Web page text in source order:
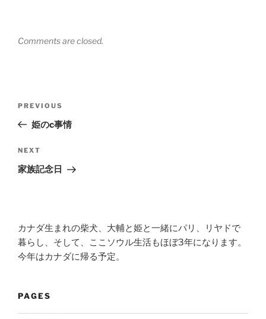
Comments are closed.
Previous
Post
PREVIOUS
姫のc事情
Next
Post
NEXT
家族記念日
カナダ生まれの柴犬、大輔と姫と一緒にパリ、リヤドで
暮らし、そして、ここソウル生活もほぼ3年になります。
今年はカナダに帰る予定。
PAGES